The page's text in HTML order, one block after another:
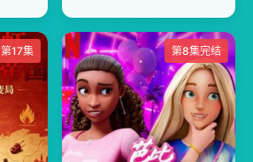
第17集 第8集完结